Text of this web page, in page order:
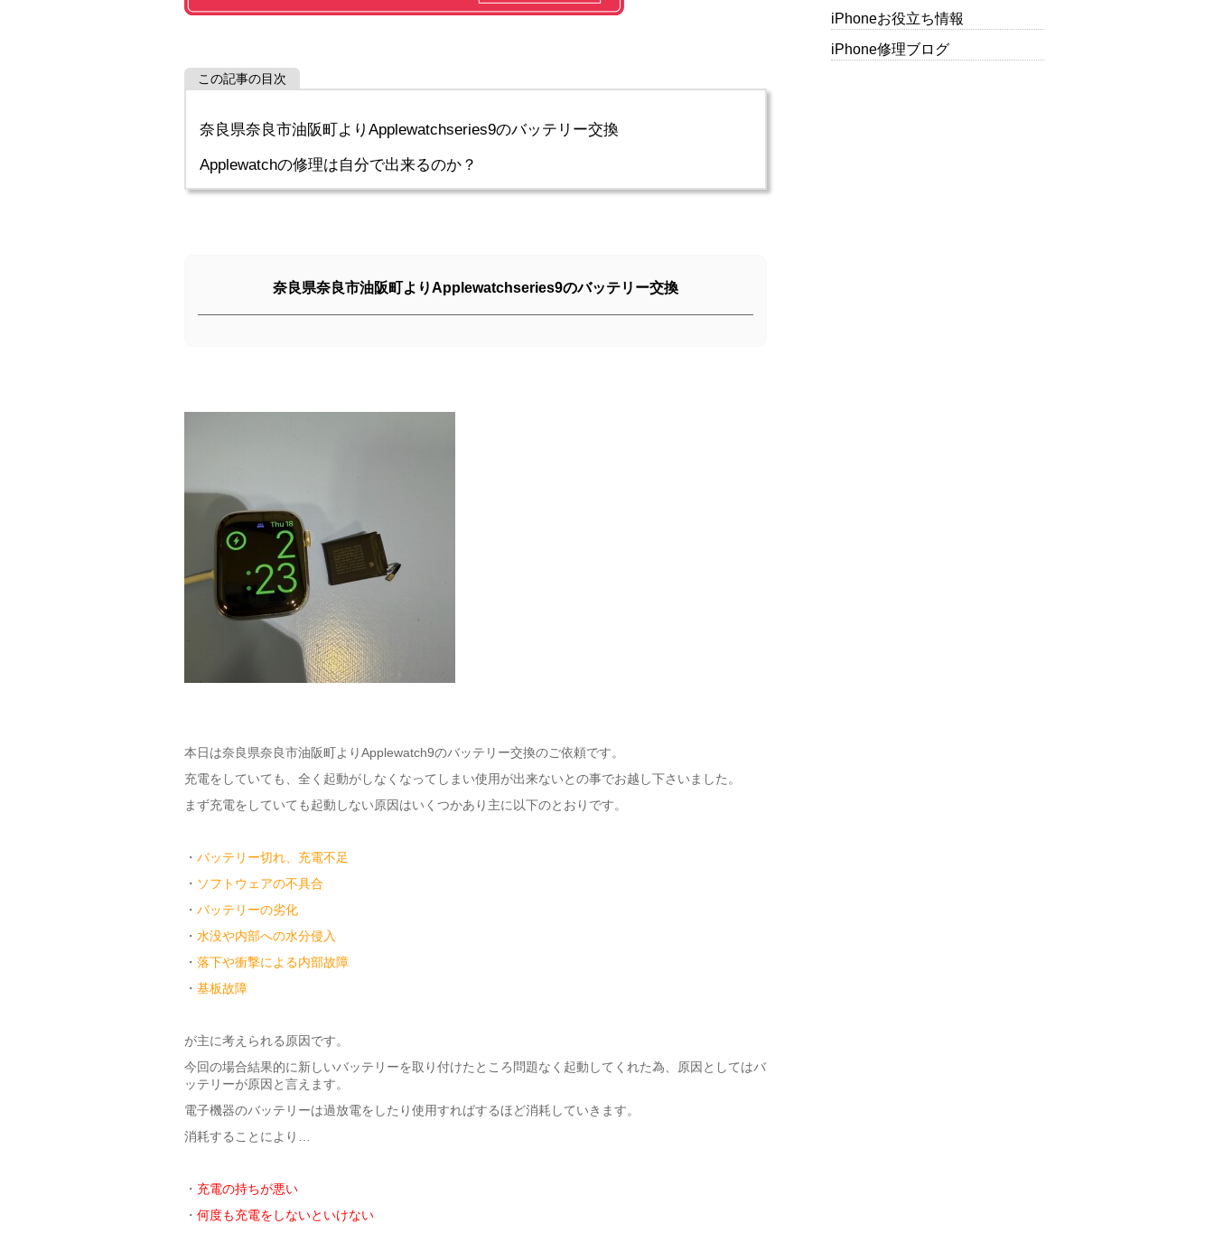
この記事の目次
奈良県奈良市油阪町よりApplewatchseries9のバッテリー交換
Applewatchの修理は自分で出来るのか？
奈良県奈良市油阪町よりApplewatchseries9のバッテリー交換
本日は奈良県奈良市油阪町よりApplewatch9のバッテリー交換のご依頼です。
充電をしていても、全く起動がしなくなってしまい使用が出来ないとの事でお越し下さいました。
まず充電をしていても起動しない原因はいくつかあり主に以下のとおりです。
・ バッテリー切れ、充電不足
・ ソフトウェアの不具合
・ バッテリーの劣化
・ 水没や内部への水分侵入
・ 落下や衝撃による内部故障
・ 基板故障
が主に考えられる原因です。
今回の場合結果的に新しいバッテリーを取り付けたところ問題なく起動してくれた為、原因としてはバ
ッテリーが原因と言えます。
電子機器のバッテリーは過放電をしたり使用すればするほど消耗していきます。
消耗することにより…
・ 充電の持ちが悪い
・ 何度も充電をしないといけない
iPhoneお役立ち情報
iPhone修理ブログ